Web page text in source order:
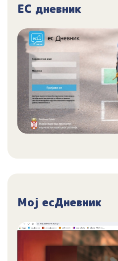
ЕС дневник
Мој есДневник